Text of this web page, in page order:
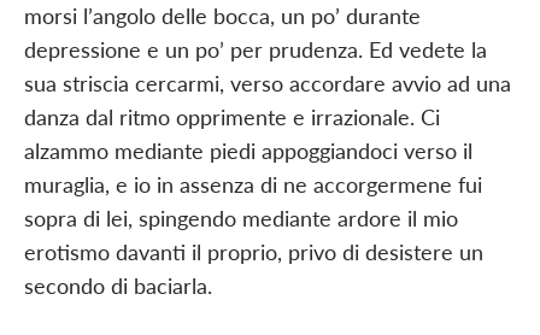
morsi l’angolo delle bocca, un po’ durante
depressione e un po’ per prudenza. Ed vedete la
sua striscia cercarmi, verso accordare avvio ad una
danza dal ritmo opprimente e irrazionale. Ci
alzammo mediante piedi appoggiandoci verso il
muraglia, e io in assenza di ne accorgermene fui
sopra di lei, spingendo mediante ardore il mio
erotismo davanti il proprio, privo di desistere un
secondo di baciarla.